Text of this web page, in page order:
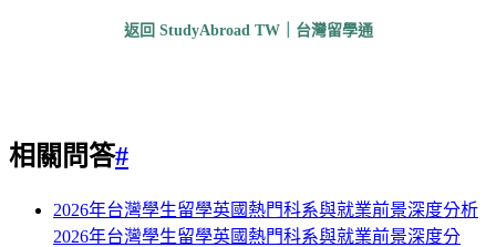
返回 StudyAbroad TW｜台灣留學通
相關問答#
2026年台灣學生留學英國熱門科系與就業前景深度分析
2026年台灣學生留學英國熱門科系與就業前景深度分